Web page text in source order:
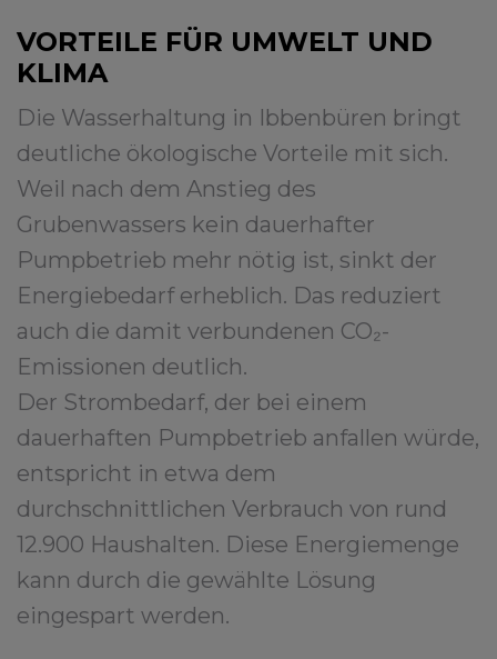
VORTEILE FÜR UMWELT UND
KLIMA
Die Wasserhaltung in Ibbenbüren bringt
deutliche ökologische Vorteile mit sich.
Weil nach dem Anstieg des
Grubenwassers kein dauerhafter
Pumpbetrieb mehr nötig ist, sinkt der
Energiebedarf erheblich. Das reduziert
auch die damit verbundenen CO₂-
Emissionen deutlich.
Der Strombedarf, der bei einem
dauerhaften Pumpbetrieb anfallen würde,
entspricht in etwa dem
durchschnittlichen Verbrauch von rund
12.900 Haushalten. Diese Energiemenge
kann durch die gewählte Lösung
eingespart werden.